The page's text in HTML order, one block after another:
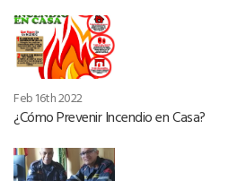
Feb 16th 2022
¿Cómo Prevenir Incendio en Casa?